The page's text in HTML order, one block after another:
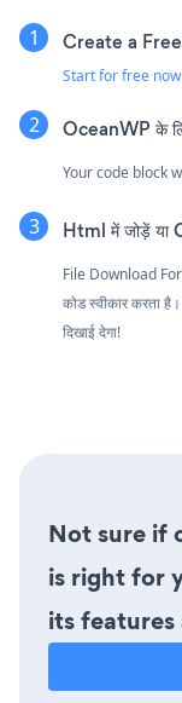
Create a
Start for free now
OceanWP के
Your code block
Html में जोड़ें या
File Download
कोड स्वीकार करता
दिखाई देगा!
Not sure if
is right for
its